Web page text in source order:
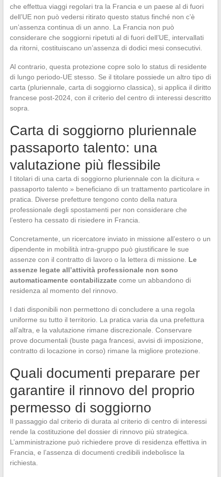
che effettua viaggi regolari tra la Francia e un paese al di fuori
dell’UE non può vedersi ritirato questo status finché non c’è
un’assenza continua di un anno. La Francia non può
considerare che soggiorni ripetuti al di fuori dell’UE, intervallati
da ritorni, costituiscano un’assenza di dodici mesi consecutivi.
Al contrario, questa protezione copre solo lo status di residente
di lungo periodo-UE stesso. Se il titolare possiede un altro tipo di
carta (pluriennale, carta di soggiorno classica), si applica il diritto
francese post-2024, con il criterio del centro di interessi descritto
sopra.
Carta di soggiorno pluriennale
passaporto talento: una
valutazione più flessibile
I titolari di una carta di soggiorno pluriennale con la dicitura «
passaporto talento » beneficiano di un trattamento particolare in
pratica. Diverse prefetture tengono conto della natura
professionale degli spostamenti per non considerare che
l’estero ha cessato di risiedere in Francia.
Concretamente, un ricercatore inviato in missione all’estero o un
dipendente in mobilità intra-gruppo può giustificare le sue
assenze con il contratto di lavoro o la lettera di missione. Le
assenze legate all’attività professionale non sono
automaticamente contabilizzatecome un abbandono di
residenza al momento del rinnovo.
I dati disponibili non permettono di concludere a una regola
uniforme su tutto il territorio. La pratica varia da una prefettura
all’altra, e la valutazione rimane discrezionale. Conservare
prove documentali (buste paga francesi, avvisi di imposizione,
contratto di locazione in corso) rimane la migliore protezione.
Quali documenti preparare per
garantire il rinnovo del proprio
permesso di soggiorno
Il passaggio dal criterio di durata al criterio di centro di interessi
rende la costituzione del dossier di rinnovo più strategica.
L’amministrazione può richiedere prove di residenza effettiva in
Francia, e l’assenza di documenti credibili indebolisce la
richiesta.